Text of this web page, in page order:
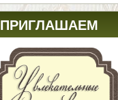
ПРИГЛАШАЕМ